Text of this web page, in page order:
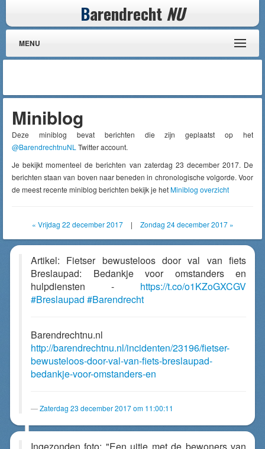
Barendrecht NU
MENU
Miniblog
Deze miniblog bevat berichten die zijn geplaatst op het
@BarendrechtnuNL Twitter account.
Je bekijkt momenteel de berichten van zaterdag 23 december 2017. De
berichten staan van boven naar beneden in chronologische volgorde. Voor
de meest recente miniblog berichten bekijk je hetMiniblog overzicht
« Vrijdag 22 december 2017 | Zondag 24 december 2017 »
Artikel: Fietser bewusteloos door val van fiets
Breslaupad: Bedankje voor omstanders en
hulpdiensten - https://t.co/o1KZoGXCGV
#Breslaupad #Barendrecht
Barendrechtnu.nl
http://barendrechtnu.nl/incidenten/23196/fietser-
bewusteloos-door-val-van-fiets-breslaupad-
bedankje-voor-omstanders-en
Zaterdag 23 december 2017 om 11:00:11